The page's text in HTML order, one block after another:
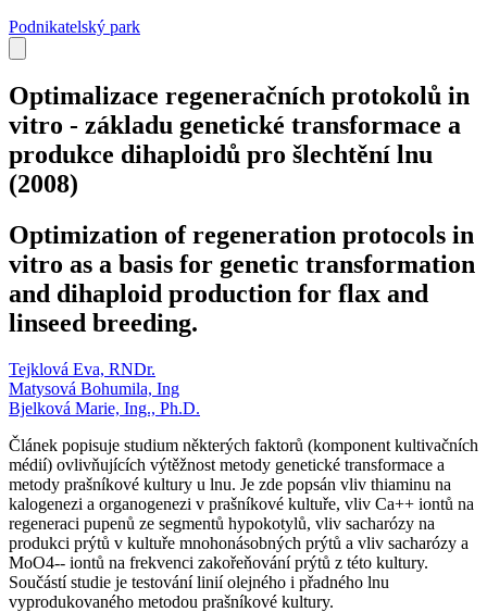
Podnikatelský park
Optimalizace regeneračních protokolů in
vitro - základu genetické transformace a
produkce dihaploidů pro šlechtění lnu
(2008)
Optimization of regeneration protocols in
vitro as a basis for genetic transformation
and dihaploid production for flax and
linseed breeding.
Tejklová Eva, RNDr.
Matysová Bohumila, Ing
Bjelková Marie, Ing., Ph.D.
Článek popisuje studium některých faktorů (komponent kultivačních
médií) ovlivňujících výtěžnost metody genetické transformace a
metody prašníkové kultury u lnu. Je zde popsán vliv thiaminu na
kalogenezi a organogenezi v prašníkové kultuře, vliv Ca++ iontů na
regeneraci pupenů ze segmentů hypokotylů, vliv sacharózy na
produkci prýtů v kultuře mnohonásobných prýtů a vliv sacharózy a
MoO4-- iontů na frekvenci zakořeňování prýtů z této kultury.
Součástí studie je testování linií olejného i přadného lnu
vyprodukovaného metodou prašníkové kultury.